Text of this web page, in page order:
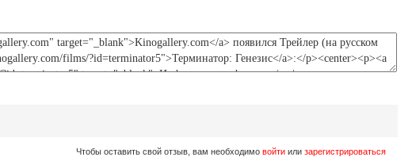
Чтобы оставить свой отзыв, вам необходимо войтиили зарегистрироваться